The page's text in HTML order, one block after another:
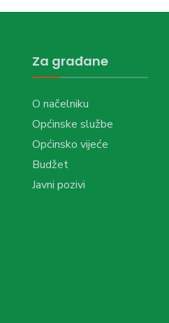
Za građane
O načelniku
Općinske službe
Općinsko vijeće
Budžet
Javni pozivi